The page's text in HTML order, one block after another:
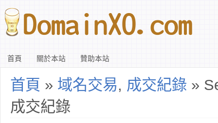
首頁 關於本站 贊助本站
首頁 » 域名交易, 成交紀錄 »
成交紀錄